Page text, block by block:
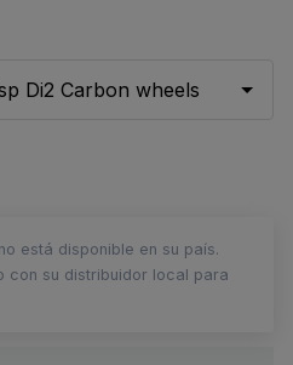
Di2 Carbon wheels
está disponible en su país.
con su distribuidor local para